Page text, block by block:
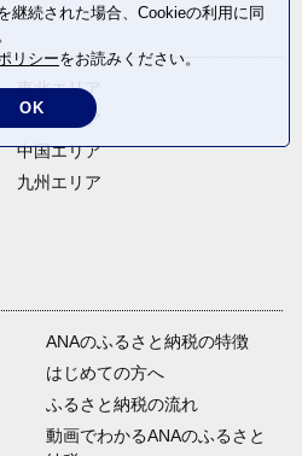
東北エリア
中部エリア
中国エリア
九州エリア
ANAのふるさと納税の特徴
はじめての方へ
ふるさと納税の流れ
動画でわかるANAのふるさと
継続された場合、Cookieの利用に同
リシーをお読みください。
OK